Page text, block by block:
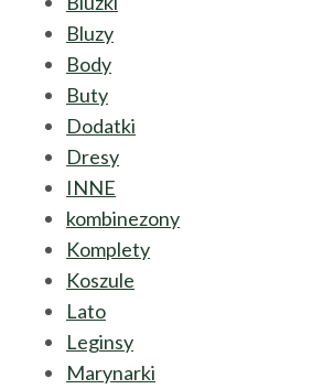
Bluzy
Body
Buty
Dodatki
Dresy
INNE
kombinezony
Komplety
Koszule
Lato
Leginsy
Marynarki